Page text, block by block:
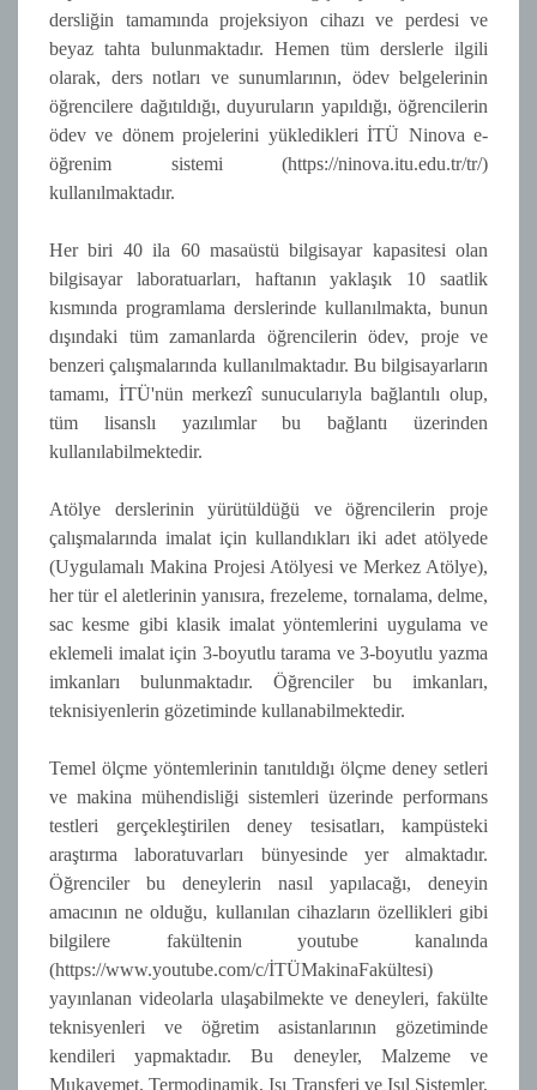
dersliğin tamamında projeksiyon cihazı ve perdesi ve
beyaz tahta bulunmaktadır. Hemen tüm derslerle ilgili
olarak, ders notları ve sunumlarının, ödev belgelerinin
öğrencilere dağıtıldığı, duyuruların yapıldığı, öğrencilerin
ödev ve dönem projelerini yükledikleri İTÜ Ninova e-
öğrenim sistemi (https://ninova.itu.edu.tr/tr/)
kullanılmaktadır.
Her biri 40 ila 60 masaüstü bilgisayar kapasitesi olan
bilgisayar laboratuarları, haftanın yaklaşık 10 saatlik
kısmında programlama derslerinde kullanılmakta, bunun
dışındaki tüm zamanlarda öğrencilerin ödev, proje ve
benzeri çalışmalarında kullanılmaktadır. Bu bilgisayarların
tamamı, İTÜ'nün merkezî sunucularıyla bağlantılı olup,
tüm lisanslı yazılımlar bu bağlantı üzerinden
kullanılabilmektedir.
Atölye derslerinin yürütüldüğü ve öğrencilerin proje
çalışmalarında imalat için kullandıkları iki adet atölyede
(Uygulamalı Makina Projesi Atölyesi ve Merkez Atölye),
her tür el aletlerinin yanısıra, frezeleme, tornalama, delme,
sac kesme gibi klasik imalat yöntemlerini uygulama ve
eklemeli imalat için 3-boyutlu tarama ve 3-boyutlu yazma
imkanları bulunmaktadır. Öğrenciler bu imkanları,
teknisiyenlerin gözetiminde kullanabilmektedir.
Temel ölçme yöntemlerinin tanıtıldığı ölçme deney setleri
ve makina mühendisliği sistemleri üzerinde performans
testleri gerçekleştirilen deney tesisatları, kampüsteki
araştırma laboratuvarları bünyesinde yer almaktadır.
Öğrenciler bu deneylerin nasıl yapılacağı, deneyin
amacının ne olduğu, kullanılan cihazların özellikleri gibi
bilgilere fakültenin youtube kanalında
(https://www.youtube.com/c/İTÜMakinaFakültesi)
yayınlanan videolarla ulaşabilmekte ve deneyleri, fakülte
teknisyenleri ve öğretim asistanlarının gözetiminde
kendileri yapmaktadır. Bu deneyler, Malzeme ve
Mukavemet, Termodinamik, Isı Transferi ve Isıl Sistemler,